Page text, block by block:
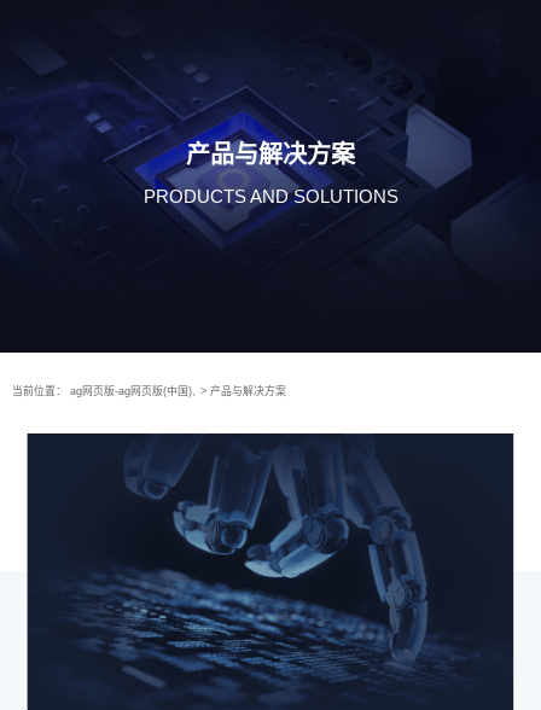
产品与解决方案
PRODUCTS AND SOLUTIONS
当前位置： ag网页版-ag网页版(中国), > 产品与解决方案